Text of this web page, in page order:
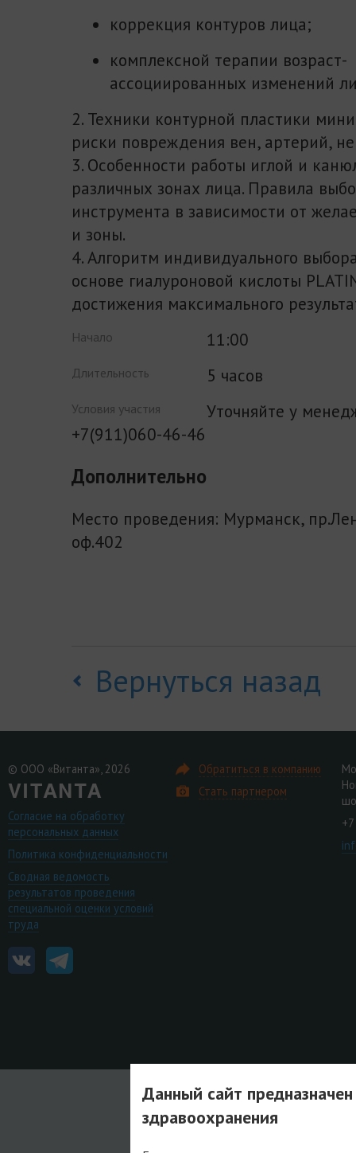
коррекция контуров лица;
комплексной терапии возраст-
ассоциированных изменений
2. Техники контурной пластики
риски повреждения вен, артерий,
3. Особенности работы иглой и
различных зонах лица. Правила
инструмента в зависимости от
и зоны.
4. Алгоритм индивидуального
основе гиалуроновой кислоты
достижения максимального
Начало 11:00
Длительность 5 часов
Условия участия
Уточняйте у
+7(911)060-46-46
Дополнительно
Место проведения: Мурманск,
оф.402
Вернуться назад
© ООО «Витанта», 2026
Согласие на обработку
персональных данных
Политика конфиденциальности
Сводная ведомость
результатов проведения
специальной оценки условий
труда
Обратиться в компанию
Стать партнером
Данный сайт
здравоохранения